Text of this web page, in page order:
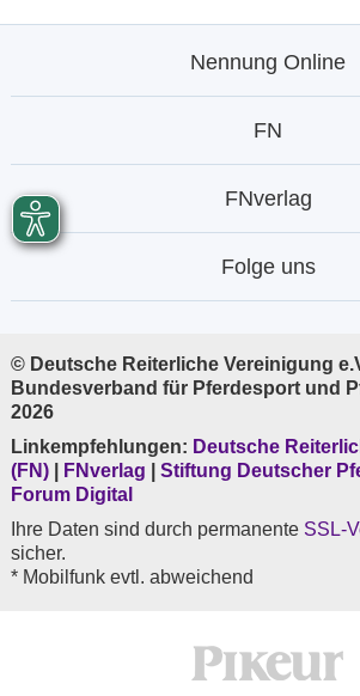
Nennung Online
FN
FNverlag
Folge uns
© Deutsche Reiterliche Vereinigung
Bundesverband für Pferdesport und
2026
Linkempfehlungen: Deutsche
(FN)
FNverlag Stiftung Deutscher
Forum Digital
Ihre Daten sind durch permanente SSL-
sicher.
* Mobilfunk evtl. abweichend